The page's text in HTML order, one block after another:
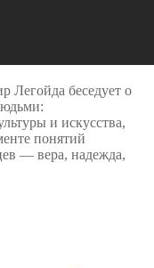
Легойда беседует о
и искусства,
понятий
— вера, надежда,